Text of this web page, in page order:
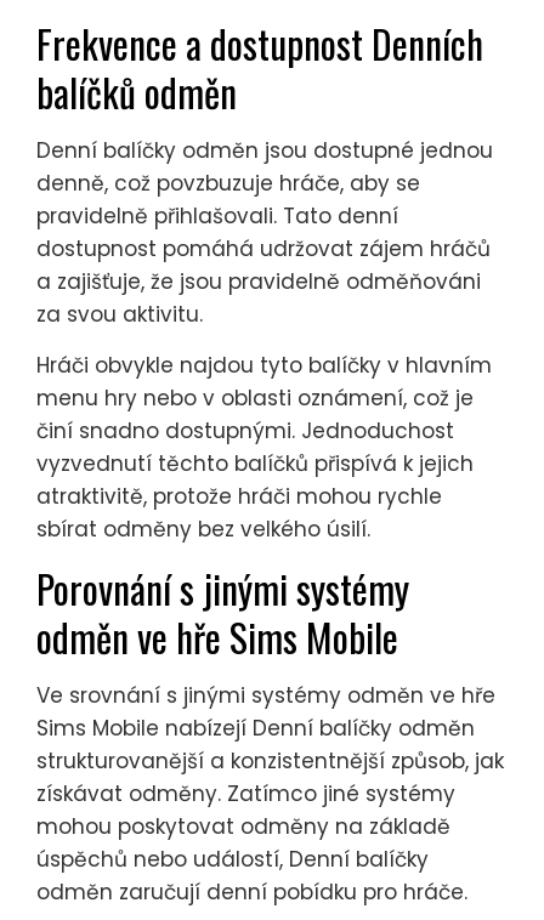
Frekvence a dostupnost Denních
balíčků odměn
Denní balíčky odměn jsou dostupné jednou
denně, což povzbuzuje hráče, aby se
pravidelně přihlašovali. Tato denní
dostupnost pomáhá udržovat zájem hráčů
a zajišťuje, že jsou pravidelně odměňováni
za svou aktivitu.
Hráči obvykle najdou tyto balíčky v hlavním
menu hry nebo v oblasti oznámení, což je
činí snadno dostupnými. Jednoduchost
vyzvednutí těchto balíčků přispívá k jejich
atraktivitě, protože hráči mohou rychle
sbírat odměny bez velkého úsilí.
Porovnání s jinými systémy
odměn ve hře Sims Mobile
Ve srovnání s jinými systémy odměn ve hře
Sims Mobile nabízejí Denní balíčky odměn
strukturovanější a konzistentnější způsob, jak
získávat odměny. Zatímco jiné systémy
mohou poskytovat odměny na základě
úspěchů nebo událostí, Denní balíčky
odměn zaručují denní pobídku pro hráče.